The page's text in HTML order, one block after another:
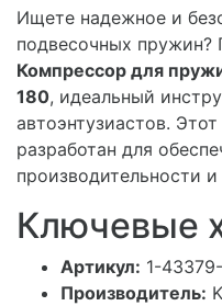
Ищете надежное и
подвесочных
Компрессор для
180, идеальный
автоэнтузиастов.
разработан для
производительности
Ключевые
Артикул: 1-
Производитель: